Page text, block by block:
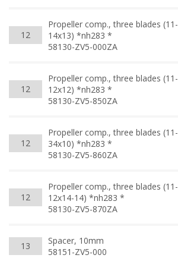
12
Propeller comp., three blades (11-
14x13) *nh283 *
58130-ZV5-000ZA
12
Propeller comp., three blades (11-
12x12) *nh283 *
58130-ZV5-850ZA
12
Propeller comp., three blades (11-
34x10) *nh283 *
58130-ZV5-860ZA
12
Propeller comp., three blades (11-
12x14-14) *nh283 *
58130-ZV5-870ZA
13
Spacer, 10mm
58151-ZV5-000